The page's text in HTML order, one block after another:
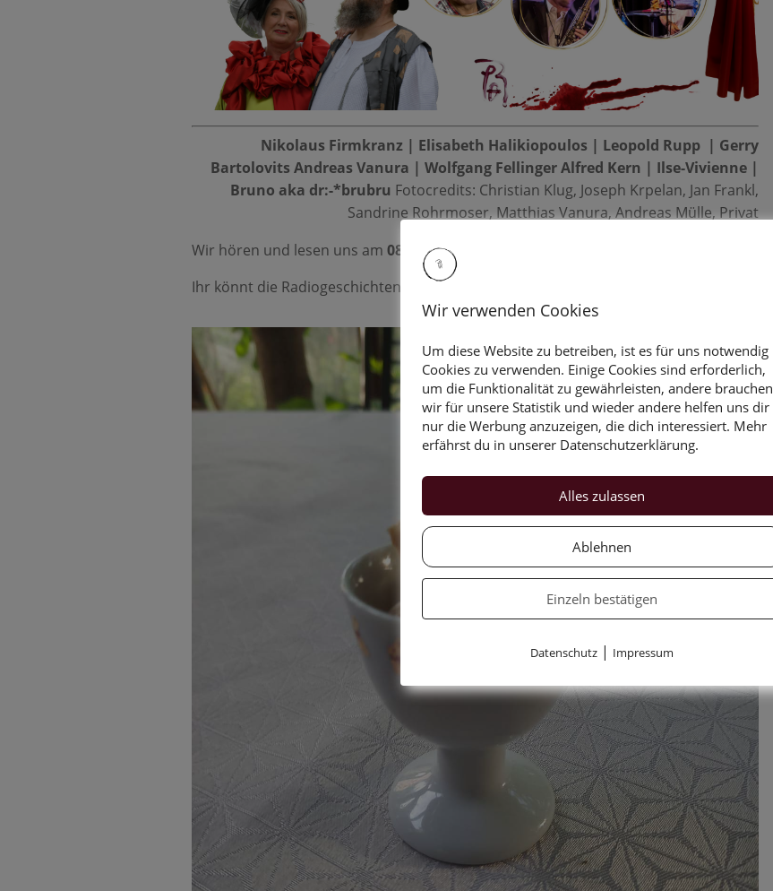
Nikolaus Firmkranz | Elisabeth Halikiopoulos | Leopold Rupp | Gerry
Bartolovits Andreas Vanura | Wolfgang Fellinger Alfred Kern | Ilse-Vivienne |
Bruno aka dr:-*brubru Fotocredits: Christian Klug, Joseph Krpelan, Jan Frankl,
Sandrine Rohrmoser, Matthias Vanura, Andreas Mülle, Privat
Wir hören und lesen uns am 08. Mai 2025 ab 17.00 Uhr.
Ihr könnt die Radiogeschichten in meiner Website unter
Wir verwenden Cookies
Um diese Website zu betreiben, ist es für uns notwendig
Cookies zu verwenden. Einige Cookies sind erforderlich,
um die Funktionalität zu gewährleisten, andere brauchen
wir für unsere Statistik und wieder andere helfen uns dir
nur die Werbung anzuzeigen, die dich interessiert. Mehr
erfährst du in unserer Datenschutzerklärung.
Alles zulassen
Ablehnen
Einzeln bestätigen
Datenschutz | Impressum